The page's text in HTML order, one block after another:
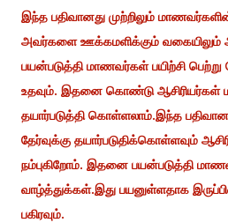
இந்த பதிவானது முற்றிலும்
அவர்களை ஊக்கமளிக்கும் வகையிலும்
பயன்படுத்தி மாணவர்கள் பயிற்சி பெற்று
உதவும். இதனை கொண்டு ஆசிரியர்கள்
தயார்படுத்தி கொள்ளலாம்.இந்த
தேர்வுக்கு தயார்படுதிக்கொள்ளவும்
நம்புகிறோம். இதனை பயன்படுத்தி
வாழ்த்துக்கள்.இது பயனுள்ளதாக
பகிரவும்.